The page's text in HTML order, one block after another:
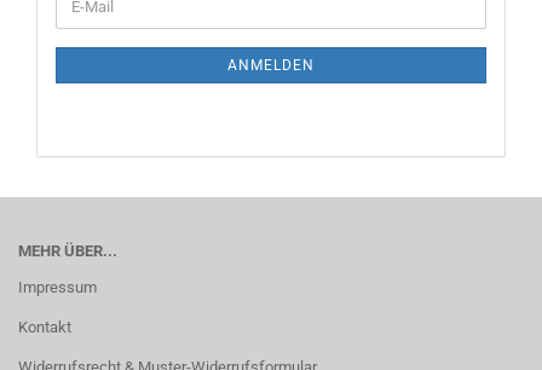
ANMELDEN
MEHR ÜBER...
Impressum
Kontakt